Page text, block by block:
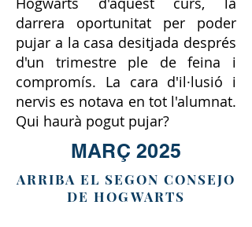
darrera oportunitat per poder
pujar a la casa desitjada després
d'un trimestre ple de feina i
compromís. La cara d'il·lusió i
nervis es notava en tot l'alumnat.
Qui haurà pogut pujar?
MARÇ 2025
ARRIBA EL SEGON CONSEJO
DE HOGWARTS